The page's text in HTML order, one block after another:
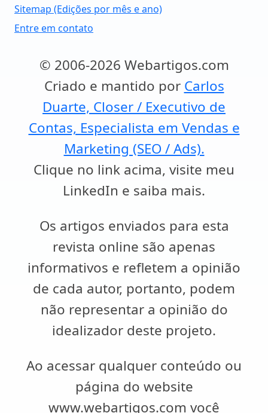
Sitemap (Edições por mês e ano)
Entre em contato
© 2006-2026 Webartigos.com
Criado e mantido por Carlos
Duarte, Closer / Executivo de
Contas, Especialista em Vendas e
Marketing (SEO / Ads).
Clique no link acima, visite meu
LinkedIn e saiba mais.
Os artigos enviados para esta
revista online são apenas
informativos e refletem a opinião
de cada autor, portanto, podem
não representar a opinião do
idealizador deste projeto.
Ao acessar qualquer conteúdo ou
página do website
www.webartigos.com você